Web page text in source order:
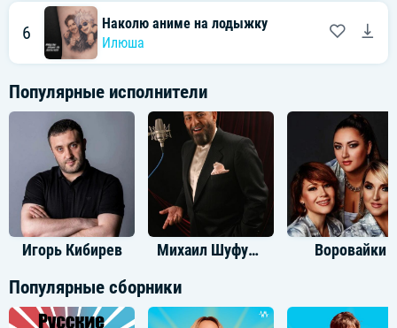
6
Наколю аниме на лодыжку
Илюша
Популярные исполнители
Игорь Кибирев Михаил Шуфутинский Воровайки
Популярные сборники